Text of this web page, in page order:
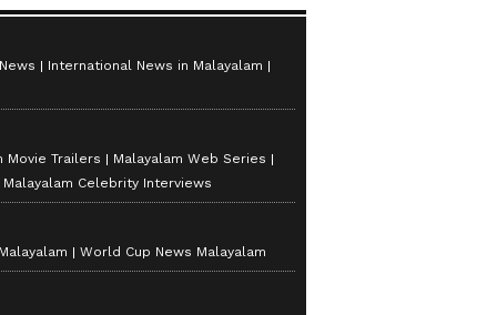
International News in Malayalam
Movie Trailers
Malayalam Web Series
Malayalam Celebrity Interviews
World Cup News Malayalam